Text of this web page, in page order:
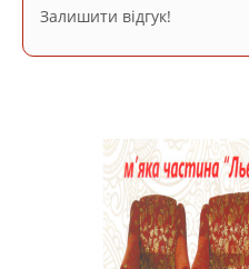
Залишити відгук!